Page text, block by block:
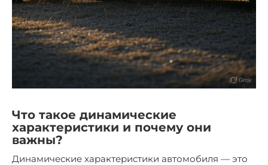
Что такое динамические
характеристики и почему они
важны?
Динамические характеристики автомобиля — это